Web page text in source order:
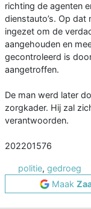
richting de agenten
dienstauto’s. Op
ingezet om de
aangehouden en
gecontroleerd is
aangetroffen.
De man werd later
zorgkader. Hij zal
verantwoorden.
202201576
politie, gedroeg
Maak